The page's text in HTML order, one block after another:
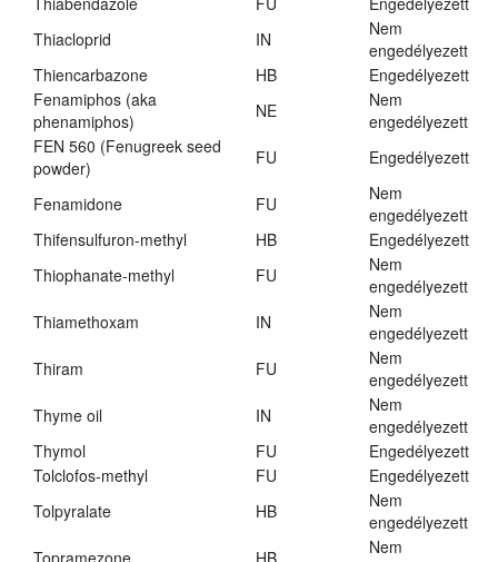
Thiacloprid
IN
Nem
engedélyezett
Thiencarbazone
HB
Engedélyezett
Fenamiphos (aka
phenamiphos)
NE
Nem
engedélyezett
FEN 560 (Fenugreek seed
powder)
FU Engedélyezett
Fenamidone FU
Nem
engedélyezett
Thifensulfuron-methyl
HB
Engedélyezett
Thiophanate-methyl
FU
Nem
engedélyezett
Thiamethoxam
IN
Nem
engedélyezett
Thiram
FU
Nem
engedélyezett
Thyme oil
IN
Nem
engedélyezett
Thymol
FU
Engedélyezett
Tolclofos-methyl
FU
Engedélyezett
Tolpyralate
HB
Nem
engedélyezett
Nem